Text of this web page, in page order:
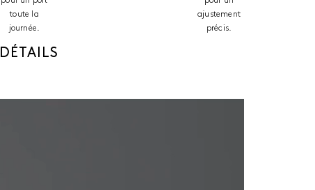
toute la
journée.
ajustement
précis.
DÉTAILS